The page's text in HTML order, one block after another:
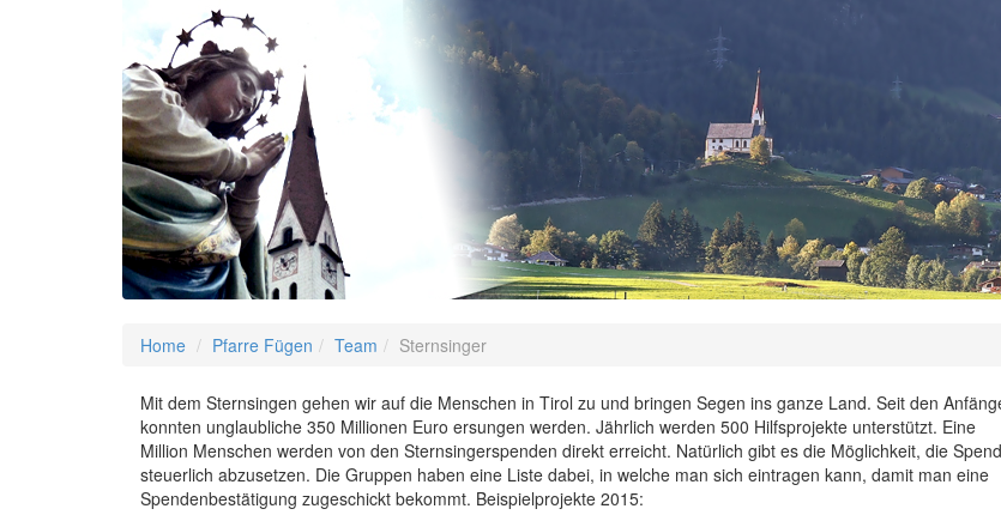
Home Pfarre Fügen Team Sternsinger
Mit dem Sternsingen gehen wir auf die Menschen in Tirol zu und bringen Segen ins ganze Land. Seit den
konnten unglaubliche 350 Millionen Euro ersungen werden. Jährlich werden 500 Hilfsprojekte unterstützt. Eine
Million Menschen werden von den Sternsingerspenden direkt erreicht. Natürlich gibt es die Möglichkeit, die
steuerlich abzusetzen. Die Gruppen haben eine Liste dabei, in welche man sich eintragen kann, damit man eine
Spendenbestätigung zugeschickt bekommt. Beispielprojekte 2015: